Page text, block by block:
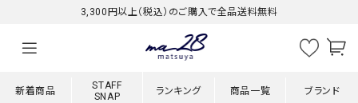
3,300円以上（税込）のご購入で全品送料無料
新着商品
STAFF
SNAP
ランキング 商品一覧 ブランド